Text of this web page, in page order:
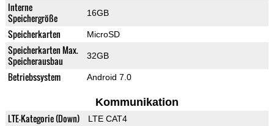
Interne
Speichergröße
16GB
Speicherkarten MicroSD
Speicherkarten Max.
Speicherausbau
32GB
Betriebssystem Android 7.0
Kommunikation
LTE-Kategorie (Down) LTE CAT4